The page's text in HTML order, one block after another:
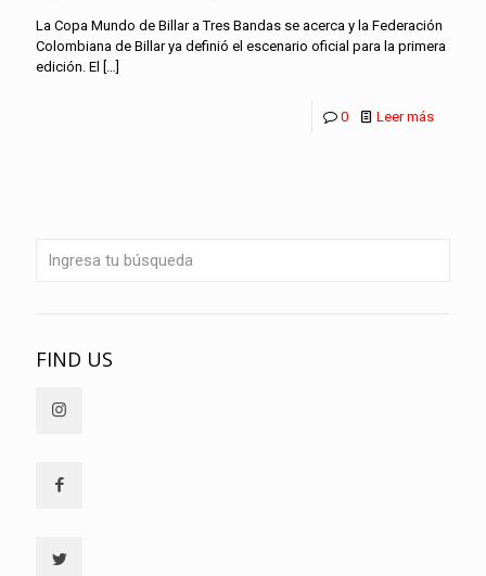
La Copa Mundo de Billar a Tres Bandas se acerca y la Federación
Colombiana de Billar ya definió el escenario oficial para la primera
edición. El
[…]
0 Leer más
FIND US